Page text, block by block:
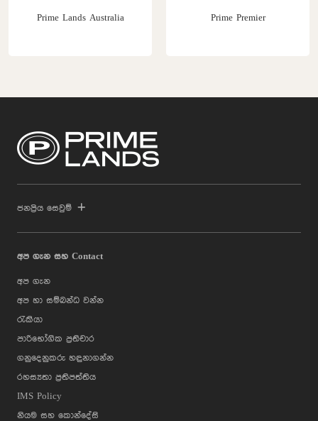
Prime Lands Australia Prime Premier
ජනප්‍රිය සෙවුම්
අප ගැන සහ Contact
අප ගැන
අප හා සම්බන්ධ වන්න
රැකියා
පාරිභෝගික ප්‍රතිචාර
ගනුදෙනුකරු හඳුනාගන්න
රහස්‍යතා ප්‍රතිපත්තිය
IMS Policy
නියම සහ කොන්දේසි